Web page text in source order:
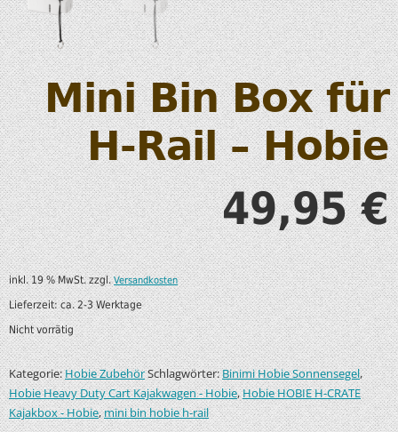
Mini Bin Box für
H-Rail – Hobie
49,95€
inkl. 19 % MwSt. zzgl.Versandkosten
Lieferzeit:ca. 2-3 Werktage
Nicht vorrätig
Kategorie:Hobie ZubehörSchlagwörter:Binimi Hobie Sonnensegel,
Hobie Heavy Duty Cart Kajakwagen - Hobie,Hobie HOBIE H-CRATE
Kajakbox - Hobie,mini bin hobie h-rail